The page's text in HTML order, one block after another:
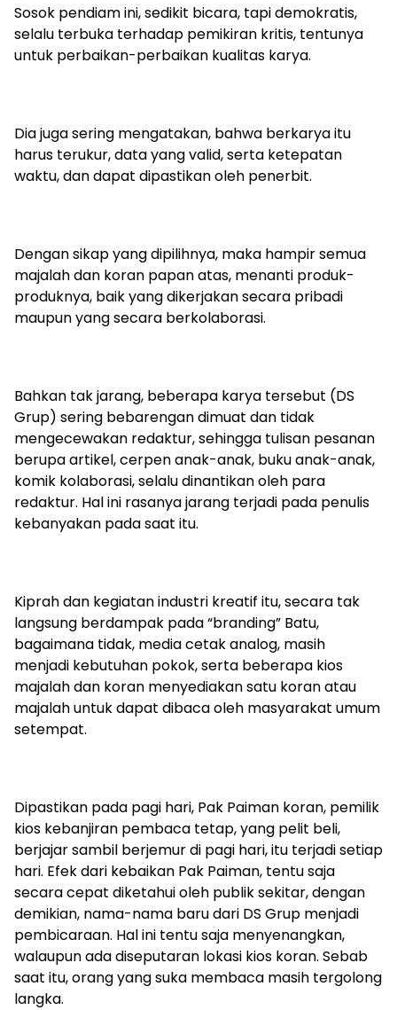
Sosok pendiam ini, sedikit bicara, tapi demokratis,
selalu terbuka terhadap pemikiran kritis, tentunya
untuk perbaikan-perbaikan kualitas karya.
Dia juga sering mengatakan, bahwa berkarya itu
harus terukur, data yang valid, serta ketepatan
waktu, dan dapat dipastikan oleh penerbit.
Dengan sikap yang dipilihnya, maka hampir semua
majalah dan koran papan atas, menanti produk-
produknya, baik yang dikerjakan secara pribadi
maupun yang secara berkolaborasi.
Bahkan tak jarang, beberapa karya tersebut (DS
Grup) sering bebarengan dimuat dan tidak
mengecewakan redaktur, sehingga tulisan pesanan
berupa artikel, cerpen anak-anak, buku anak-anak,
komik kolaborasi, selalu dinantikan oleh para
redaktur. Hal ini rasanya jarang terjadi pada penulis
kebanyakan pada saat itu.
Kiprah dan kegiatan industri kreatif itu, secara tak
langsung berdampak pada “branding” Batu,
bagaimana tidak, media cetak analog, masih
menjadi kebutuhan pokok, serta beberapa kios
majalah dan koran menyediakan satu koran atau
majalah untuk dapat dibaca oleh masyarakat umum
setempat.
Dipastikan pada pagi hari, Pak Paiman koran, pemilik
kios kebanjiran pembaca tetap, yang pelit beli,
berjajar sambil berjemur di pagi hari, itu terjadi setiap
hari. Efek dari kebaikan Pak Paiman, tentu saja
secara cepat diketahui oleh publik sekitar, dengan
demikian, nama-nama baru dari DS Grup menjadi
pembicaraan. Hal ini tentu saja menyenangkan,
walaupun ada diseputaran lokasi kios koran. Sebab
saat itu, orang yang suka membaca masih tergolong
langka.